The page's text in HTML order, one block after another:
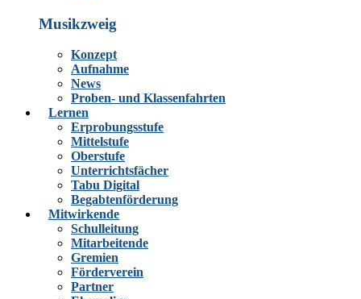
Musikzweig
Konzept
Aufnahme
News
Proben- und Klassenfahrten
Lernen
Erprobungsstufe
Mittelstufe
Oberstufe
Unterrichtsfächer
Tabu Digital
Begabtenförderung
Mitwirkende
Schulleitung
Mitarbeitende
Gremien
Förderverein
Partner